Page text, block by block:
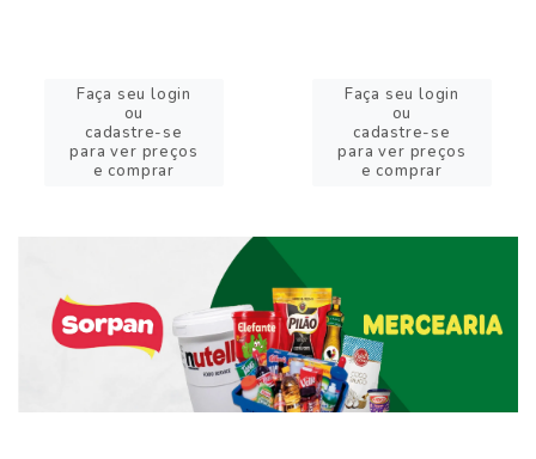
Faça seu login
ou
cadastre-se
para ver preços
e comprar
Faça seu login
ou
cadastre-se
para ver preços
e comprar